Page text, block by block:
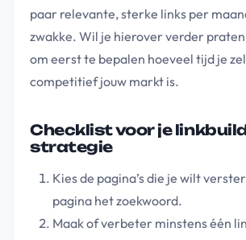
paar relevante, sterke links per
zwakke. Wil je hierover verder
om eerst te bepalen hoeveel tijd je
competitief jouw markt is.
Checklist voor je
strategie
Kies de pagina’s die je wilt
pagina het zoekwoord.
Maak of verbeter minstens één